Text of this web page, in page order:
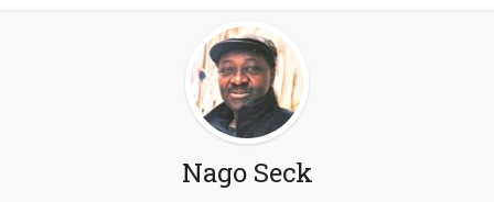
Nago Seck